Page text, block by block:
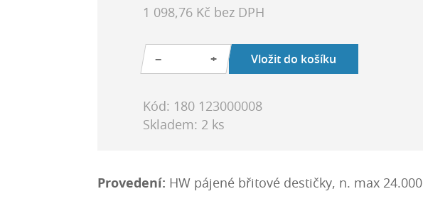
1 098,76 Kč bez DPH
− + Vložit do košíku
Kód: 180 123000008
Skladem: 2 ks
Provedení: HW pájené břitové destičky, n. max 24.000